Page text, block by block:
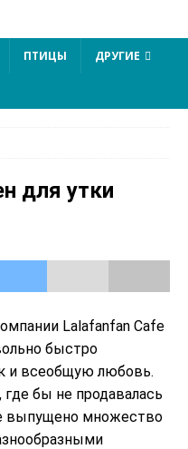
ПТИЦЫ ДРУГИЕ
для утки
Lalafanfan Cafe
быстро
и всеобщую любовь.
бы не продавалась
выпущено множество